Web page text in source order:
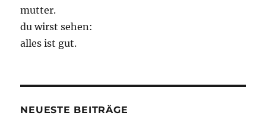
mutter.
du wirst sehen:
alles ist gut.
NEUESTE BEITRÄGE